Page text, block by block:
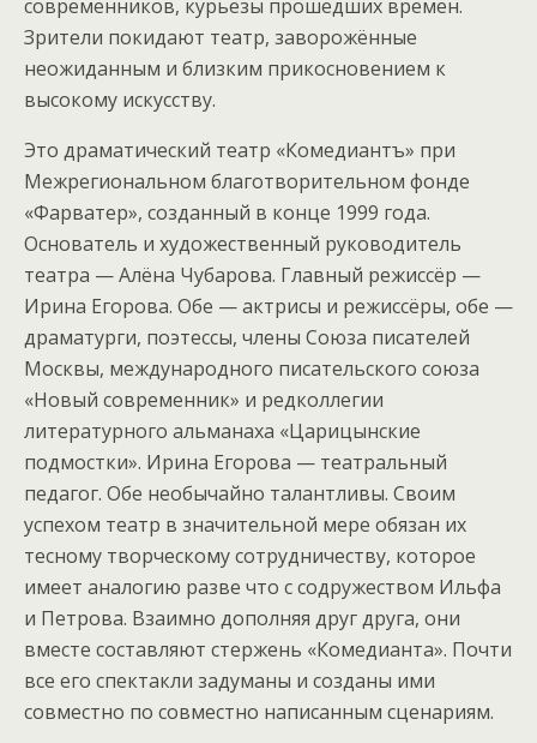
современников, курьёзы прошедших времён.
Зрители покидают театр, заворожённые
неожиданным и близким прикосновением к
высокому искусству.
Это драматический театр «Комедиантъ» при
Межрегиональном благотворительном фонде
«Фарватер», созданный в конце 1999 года.
Основатель и художественный руководитель
театра — Алёна Чубарова. Главный режиссёр —
Ирина Егорова. Обе — актрисы и режиссёры, обе —
драматурги, поэтессы, члены Союза писателей
Москвы, международного писательского союза
«Новый современник» и редколлегии
литературного альманаха «Царицынские
подмостки». Ирина Егорова — театральный
педагог. Обе необычайно талантливы. Своим
успехом театр в значительной мере обязан их
тесному творческому сотрудничеству, которое
имеет аналогию разве что с содружеством Ильфа
и Петрова. Взаимно дополняя друг друга, они
вместе составляют стержень «Комедианта». Почти
все его спектакли задуманы и созданы ими
совместно по совместно написанным сценариям.